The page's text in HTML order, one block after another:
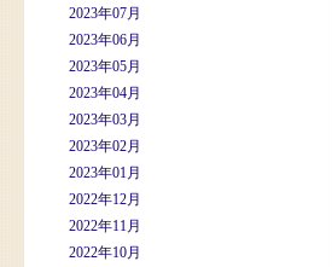
2023年07月
2023年06月
2023年05月
2023年04月
2023年03月
2023年02月
2023年01月
2022年12月
2022年11月
2022年10月